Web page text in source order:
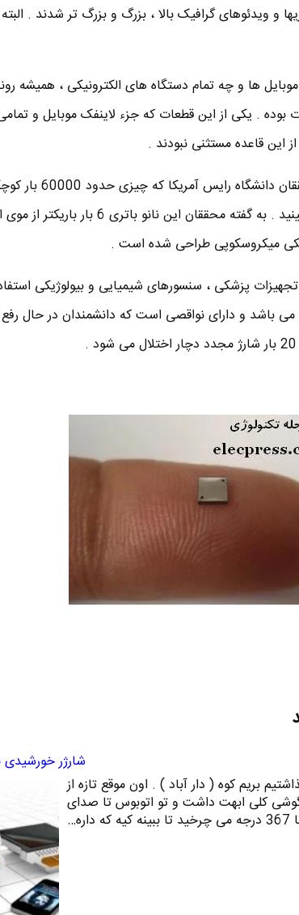
و ویدئوهای گرافیک بالا ، بزرگ و بزرگ تر شدند . البته
ها و چه تمام دستگاه های الکترونیکی ، همیشه
. یکی از این قطعات که جزء لاینفک موبایل و
قاعده مستثنی نبودند .
کوچکترین باتری دنیا ساخته
قلمی معمولی شده اند را در تصویر می بینید . به گفته محققان
میکروسکوپی طراحی شده است .
پزشکی ، سنسورهای شیمیایی و بیولوژیکی
می باشد و دارای نواقصی است که دانشمندان در حال
شارژر
گذاشتیم بریم کوه ( دار آباد ) . اون موقع تازه از
کلی ابهت داشت و تو اتوبوس تا صدای